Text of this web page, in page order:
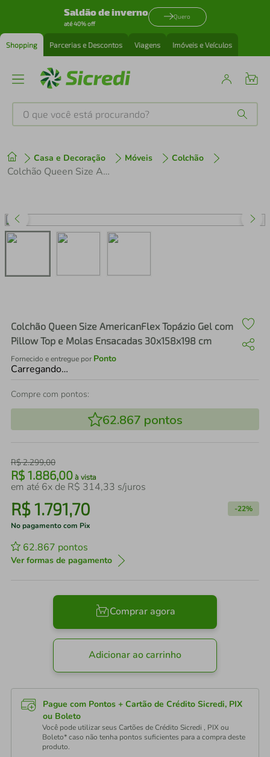
Saldão de inverno
até 40% off
Quero
Shopping Parcerias e Descontos Viagens Imóveis e Veículos
O que você está procurando?
Casa e Decoração Móveis Colchão
Colchão Queen Size AmericanFlex Topázio Gel com Pillow Top e Molas Ensacadas 30x158x198 cm
Colchão Queen Size AmericanFlex Topázio Gel com
Pillow Top e Molas Ensacadas 30x158x198 cm
Fornecido e entregue por Ponto
Carregando…
Compre com pontos:
62.867 pontos
R$2.299,00
R$ 1.886,00 à vista
em até 6x de R$ 314,33 s/juros
R$1.791,70 -22%
No pagamento com Pix
62.867 pontos
Ver formas de pagamento
Comprar agora
Adicionar ao carrinho
Pague com Pontos + Cartão de Crédito Sicredi, PIX
ou Boleto
Você pode utilizar seus Cartões de Crédito Sicredi , PIX ou
Boleto* caso não tenha pontos suficientes para a compra deste
produto.
1º tenis
perfume